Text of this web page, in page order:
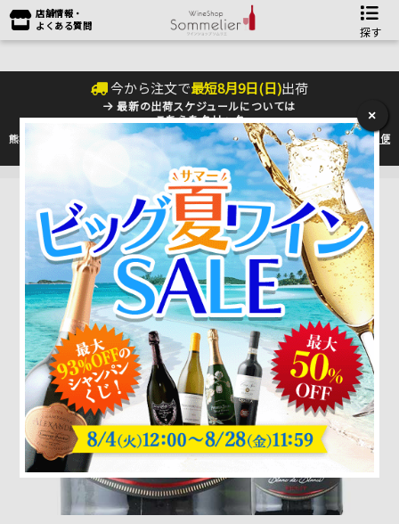
店舗情報・
よくある質問
探す
今から注文で最短8月9日(日)出荷
最新の出荷スケジュールについては
こちらをクリック
熊本地震の影響により九州への配送に遅れが生じております。最新情報は佐川急便
のHP
をご確認下さい。
×